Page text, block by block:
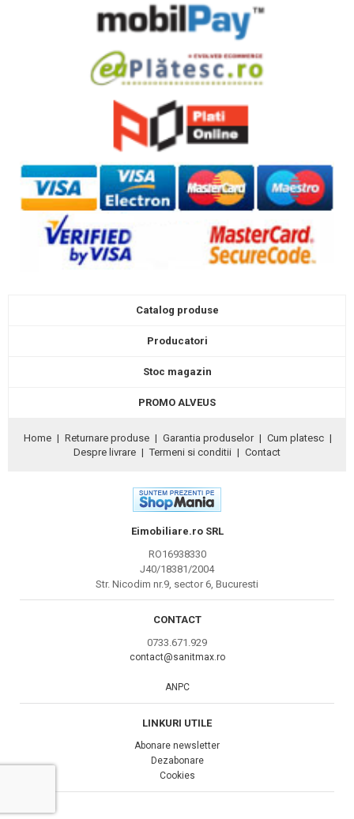
Catalog produse
Producatori
Stoc magazin
PROMO ALVEUS
Home | Returnare produse | Garantia produselor | Cum platesc |
Despre livrare | Termeni si conditii | Contact
Eimobiliare.ro SRL
RO16938330
J40/18381/2004
Str. Nicodim nr.9, sector 6, Bucuresti
CONTACT
0733.671.929
contact@sanitmax.ro
ANPC
LINKURI UTILE
Abonare newsletter
Dezabonare
Cookies